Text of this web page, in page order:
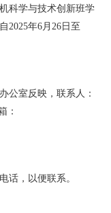
科学与技术创新班学
2025年6月 26日至
公室反映，联系人：
：
话，以便联系。